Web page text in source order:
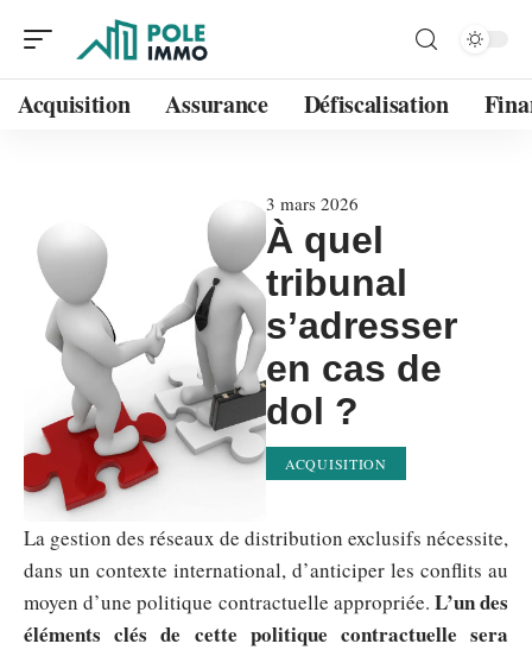
Acquisition Assurance Défiscalisation
3 mars 2026
À quel
tribunal
s’adresser
en cas de
dol ?
ACQUISITION
La gestion des réseaux de distribution exclusifs nécessite,
dans un contexte international, d’anticiper les conflits au
moyen d’une politique contractuelle appropriée. L’un des
éléments clés de cette politique contractuelle sera